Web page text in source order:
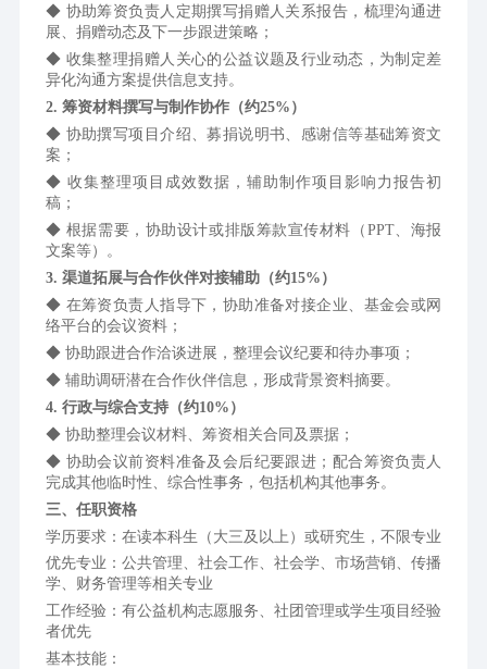
◆ 协助筹资负责人定期撰写捐赠人关系报告，梳理沟通进
展、捐赠动态及下一步跟进策略；
◆ 收集整理捐赠人关心的公益议题及行业动态，为制定差
异化沟通方案提供信息支持。
2. 筹资材料撰写与制作协作（约25%）
◆ 协助撰写项目介绍、募捐说明书、感谢信等基础筹资文
案；
◆ 收集整理项目成效数据，辅助制作项目影响力报告初
稿；
◆ 根据需要，协助设计或排版筹款宣传材料（PPT、海报
文案等）。
3. 渠道拓展与合作伙伴对接辅助（约15%）
◆ 在筹资负责人指导下，协助准备对接企业、基金会或网
络平台的会议资料；
◆ 协助跟进合作洽谈进展，整理会议纪要和待办事项；
◆ 辅助调研潜在合作伙伴信息，形成背景资料摘要。
4. 行政与综合支持（约10%）
◆ 协助整理会议材料、筹资相关合同及票据；
◆ 协助会议前资料准备及会后纪要跟进；配合筹资负责人
完成其他临时性、综合性事务，包括机构其他事务。
三、任职资格
学历要求：在读本科生（大三及以上）或研究生，不限专业
优先专业：公共管理、社会工作、社会学、市场营销、传播
学、财务管理等相关专业
工作经验： 有公益机构志愿服务、社团管理或学生项目经验
者优先
基本技能：